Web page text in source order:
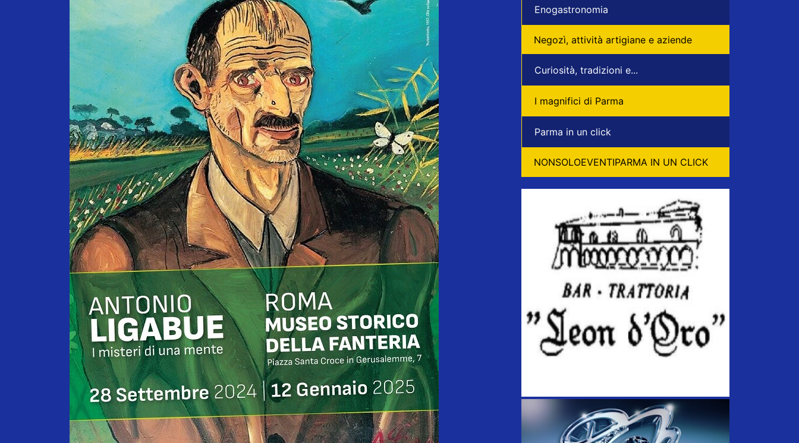
Enogastronomia
Negozì, attività artigiane e aziende
Curiosità, tradizioni e...
I magnifici di Parma
Parma in un click
NONSOLOEVENTIPARMA IN UN CLICK